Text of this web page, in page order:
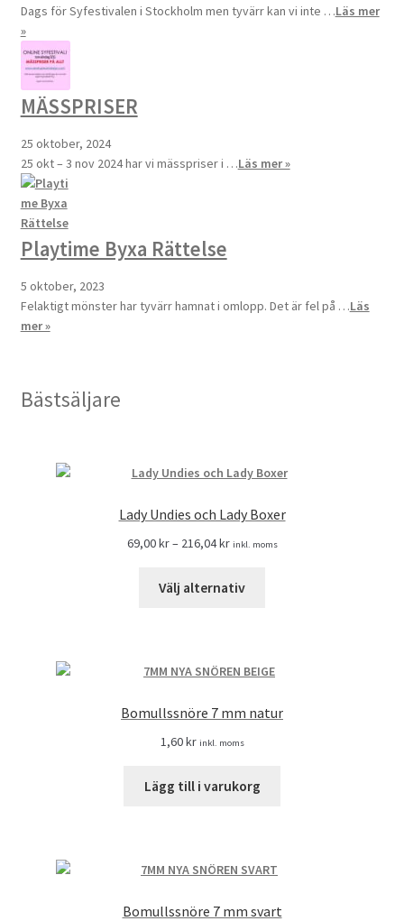
Dags för Syfestivalen i Stockholm men tyvärr kan vi inte …Läs mer
»
MÄSSPRISER
25 oktober, 2024
25 okt – 3 nov 2024 har vi mässpriser i …Läs mer »
Playtime Byxa Rättelse
5 oktober, 2023
Felaktigt mönster har tyvärr hamnat i omlopp. Det är fel på …Läs
mer »
Bästsäljare
Lady Undies och Lady Boxer
69,00kr– 216,04kr inkl. moms
Välj alternativ
Bomullssnöre 7 mm natur
1,60kr inkl. moms
Lägg till i varukorg
Bomullssnöre 7 mm svart